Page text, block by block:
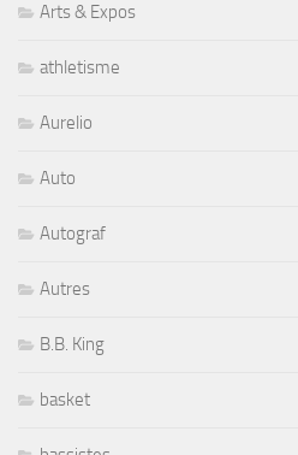
Arts & Expos
athletisme
Aurelio
Auto
Autograf
Autres
B.B. King
basket